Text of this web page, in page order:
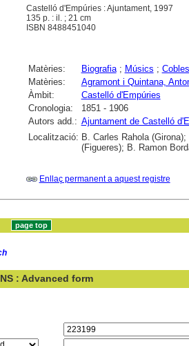
Castelló d'Empúries : Ajuntament, 1997
135 p. : il. ; 21 cm
ISBN 8488451040
Matèries: Biografia; Músics ; Cobles
Matèries:
Agramont i Quintana,
Àmbit:
Castelló d'Empúries
Cronologia:
1851 - 1906
Autors add.: Ajuntament de Castelló
Localització: B. Carles Rahola
(Figueres); B. Ramon
Enllaç permanent a aquest registre
: Advanced form